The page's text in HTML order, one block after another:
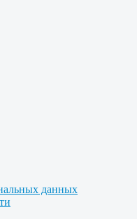
данных